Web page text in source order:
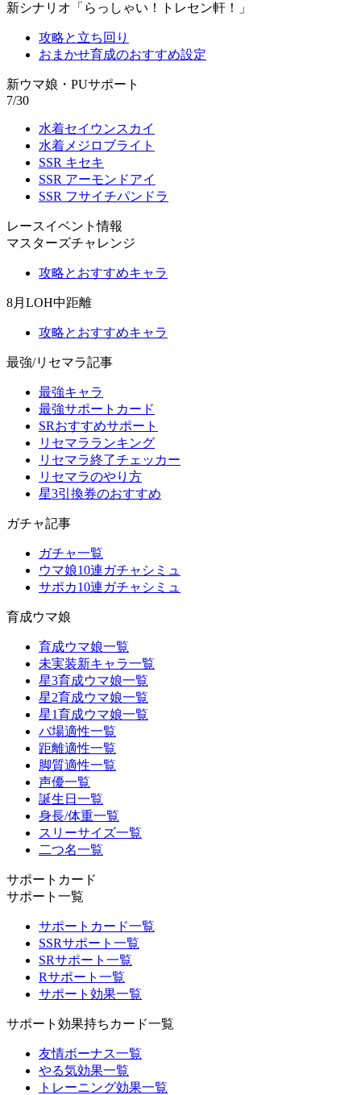
新シナリオ「らっしゃい！トレセン軒！」
攻略と立ち回り
おまかせ育成のおすすめ設定
新ウマ娘・PUサポート
7/30
水着セイウンスカイ
水着メジロブライト
SSR キセキ
SSR アーモンドアイ
SSR フサイチパンドラ
レースイベント情報
マスターズチャレンジ
攻略とおすすめキャラ
8月LOH中距離
攻略とおすすめキャラ
最強/リセマラ記事
最強キャラ
最強サポートカード
SRおすすめサポート
リセマラランキング
リセマラ終了チェッカー
リセマラのやり方
星3引換券のおすすめ
ガチャ記事
ガチャ一覧
ウマ娘10連ガチャシミュ
サポカ10連ガチャシミュ
育成ウマ娘
育成ウマ娘一覧
未実装新キャラ一覧
星3育成ウマ娘一覧
星2育成ウマ娘一覧
星1育成ウマ娘一覧
バ場適性一覧
距離適性一覧
脚質適性一覧
声優一覧
誕生日一覧
身長/体重一覧
スリーサイズ一覧
二つ名一覧
サポートカード
サポート一覧
サポートカード一覧
SSRサポート一覧
SRサポート一覧
Rサポート一覧
サポート効果一覧
サポート効果持ちカード一覧
友情ボーナス一覧
やる気効果一覧
トレーニング効果一覧